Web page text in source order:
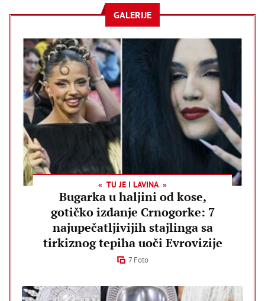
GALERIJE
TU JE I LAVINA
Bugarka u haljini od kose,
gotičko izdanje Crnogorke: 7
najupečatljivijih stajlinga sa
tirkiznog tepiha uoči Evrovizije
7 Foto